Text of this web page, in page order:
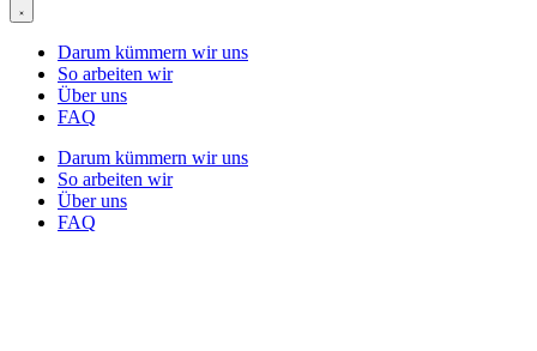
Darum kümmern wir uns
So arbeiten wir
Über uns
FAQ
Darum kümmern wir uns
So arbeiten wir
Über uns
FAQ